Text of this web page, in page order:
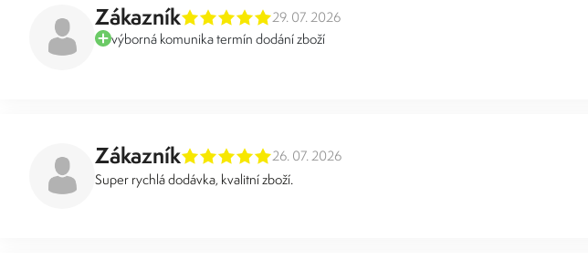
Zákazník 29. 07. 2026
výborná komunika termín dodání zboží
Zákazník 26. 07. 2026
Super rychlá dodávka, kvalitní zboží.